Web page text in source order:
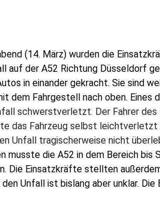
(14. März) wurden die
auf der A52 Richtung Düsseldorf
in einander gekracht. Sie sind
dem Fahrgestell nach oben. Eines
schwerstverletzt. Der Fahrer
das Fahrzeug selbst leichtverletzt
Unfall tragischerweise nicht
musste die A52 in dem Bereich bis
Die Einsatzkräfte stellten
Unfall ist bislang aber unklar.